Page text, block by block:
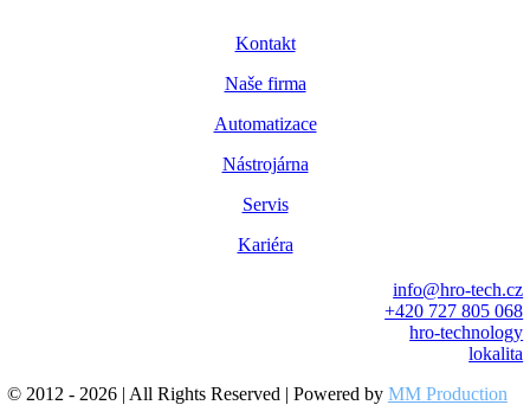
Kontakt
Naše firma
Automatizace
Nástrojárna
Servis
Kariéra
info@hro-tech.cz
+420 727 805 068
hro-technology
lokalita
© 2012 - 2026 | All Rights Reserved | Powered by MM Production